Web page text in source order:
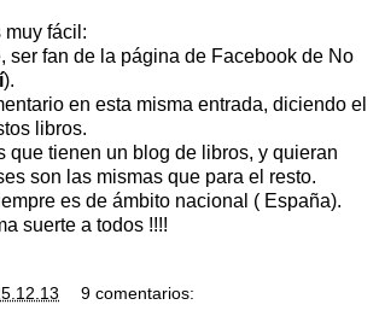
muy fácil:
ser fan de la página de Facebook de No
).
en esta misma entrada, diciendo el
libros.
que tienen un blog de libros, y quieran
son las mismas que para el resto.
es de ámbito nacional ( España).
suerte a todos !!!!
9 comentarios: